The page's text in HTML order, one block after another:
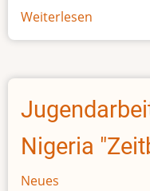
Weiterlesen
Afrikas
Größe
Nigeria
Neues